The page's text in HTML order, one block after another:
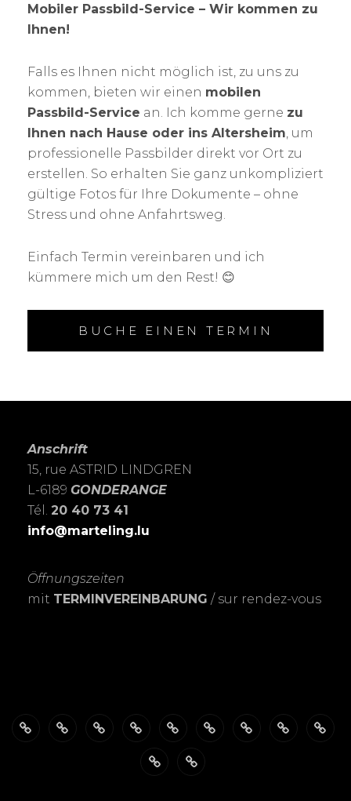
Mobiler Passbild-Service – Wir kommen zu
Ihnen!
Falls es Ihnen nicht möglich ist, zu uns zu
kommen, bieten wir einen mobilen
Passbild-Service an. Ich komme gerne zu
Ihnen nach Hause oder ins Altersheim , um
professionelle Passbilder direkt vor Ort zu
erstellen. So erhalten Sie ganz unkompliziert
gültige Fotos für Ihre Dokumente – ohne
Stress und ohne Anfahrtsweg.
Einfach Termin vereinbaren und ich
kümmere mich um den Rest! 😊
BUCHE EINEN TERMIN
Anschrift
15, rue ASTRID LINDGREN
L-6189 GONDERANGE
Tél. 20 40 73 41
info@marteling.lu
Öffnungszeiten
mit TERMINVEREINBARUNG / sur rendez-vous
FotoSTUDIO
Schnell